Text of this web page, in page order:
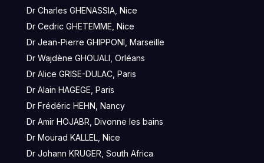
Dr Charles GHENASSIA, Nice
Dr Cedric GHETEMME, Nice
Dr Jean-Pierre GHIPPONI, Marseille
Dr Wajdène GHOUALI, Orléans
Dr Alice GRISE-DULAC, Paris
Dr Alain HAGEGE, Paris
Dr Frédéric HEHN, Nancy
Dr Amir HOJABR, Divonne les bains
Dr Mourad KALLEL, Nice
Dr Johann KRUGER, South Africa